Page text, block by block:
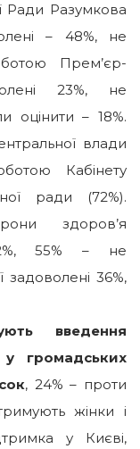
Ради Разумкова
– 48%, не
Прем’єр-
23%, не
оцінити – 18%.
влади
Кабінету
ради (72%).
здоров’я
55% – не
задоволені 36%,
введення
громадських
, 24% – проти
жінки і
у Києві,